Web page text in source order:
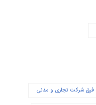
فرق شرکت تجاری و مدنی